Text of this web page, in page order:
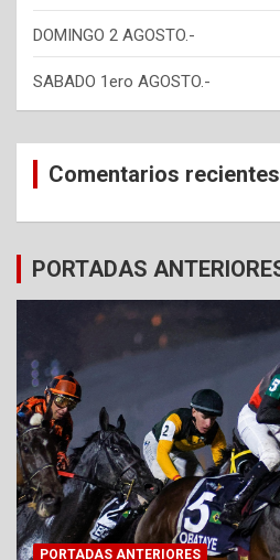
DOMINGO 2 AGOSTO.-
SABADO 1ero AGOSTO.-
Comentarios recientes
PORTADAS
PORTADAS ANTERIORES